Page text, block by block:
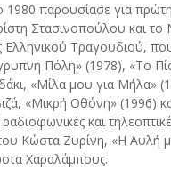
παρουσίασε για
Στασινοπούλου και
Τραγουδιού,
Πόλη» (1978), «Το
«Mίλα μου για Mήλα»
«Μικρή Οθόνη» (1996)
και
Kώστα Ζυρίνη, «Η Αυλή
Χαραλάμπους.